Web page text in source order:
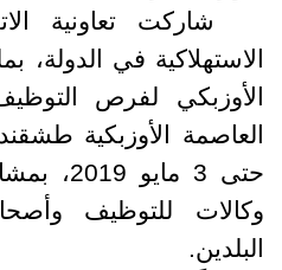
شاركت تعاونية
الاستهلاكية في الدولة، ب
الأوزبكي لفرص
حتى 3
وكالات للتوظيف
البلدين.